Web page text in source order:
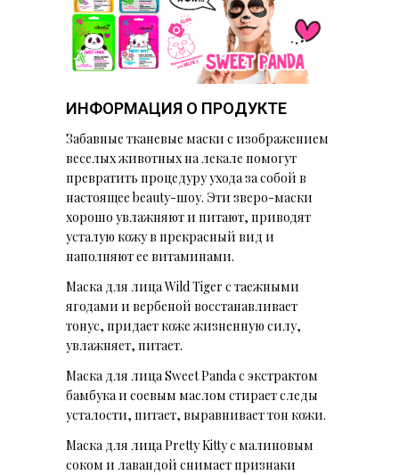
ИНФОРМАЦИЯ О ПРОДУКТЕ
Забавные тканевые маски с изображением
веселых животных на лекале помогут
превратить процедуру ухода за собой в
настоящее beauty-шоу. Эти зверо-маски
хорошо увлажняют и питают, приводят
усталую кожу в прекрасный вид и
наполняют ее витаминами.
Маска для лица Wild Tiger с таежными
ягодами и вербеной восстанавливает
тонус, придает коже жизненную силу,
увлажняет, питает.
Маска для лица Sweet Panda с экстрактом
бамбука и соевым маслом стирает следы
усталости, питает, выравнивает тон кожи.
Маска для лица Pretty Kitty с малиновым
соком и лавандой снимает признаки